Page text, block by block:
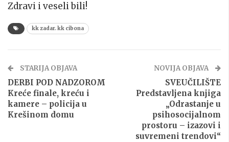
Zdravi i veseli bili!
kk zadar. kk cibona
STARIJA OBJAVA
DERBI POD NADZOROM
Kreće finale, kreću i
kamere – policija u
Krešinom domu
NOVIJA OBJAVA
SVEUČILIŠTE
Predstavljena knjiga
„Odrastanje u
psihosocijalnom
prostoru – izazovi i
suvremeni trendovi“